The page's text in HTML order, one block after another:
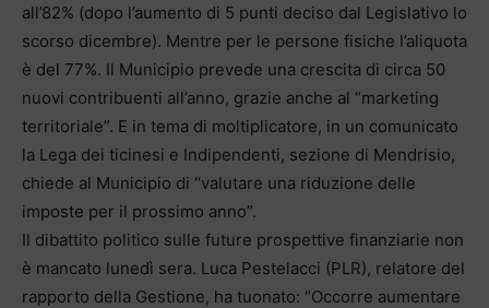
all’82% (dopo l’aumento di 5 punti deciso dal Legislativo lo
scorso dicembre). Mentre per le persone fisiche l’aliquota
è del 77%. Il Municipio prevede una crescita di circa 50
nuovi contribuenti all’anno, grazie anche al “marketing
territoriale”. E in tema di moltiplicatore, in un comunicato
la Lega dei ticinesi e Indipendenti, sezione di Mendrisio,
chiede al Municipio di “valutare una riduzione delle
imposte per il prossimo anno”.
Il dibattito politico sulle future prospettive finanziarie non
è mancato lunedì sera. Luca Pestelacci (PLR), relatore del
rapporto della Gestione, ha tuonato: “Occorre aumentare